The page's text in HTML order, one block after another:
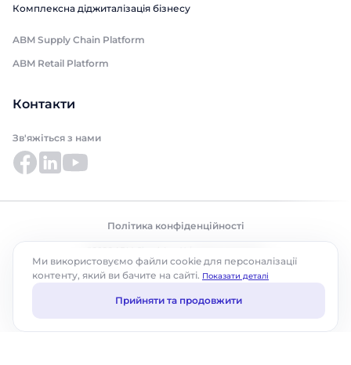
Комплексна діджиталізація бізнесу
ABM Supply Chain Platform
ABM Retail Platform
Контакти
Зв'яжіться з нами
Політика конфіденційності
Ми використовуємо файли cookie для персоналізації
контенту, який ви бачите на сайті. Показати деталі
Прийняти та продовжити